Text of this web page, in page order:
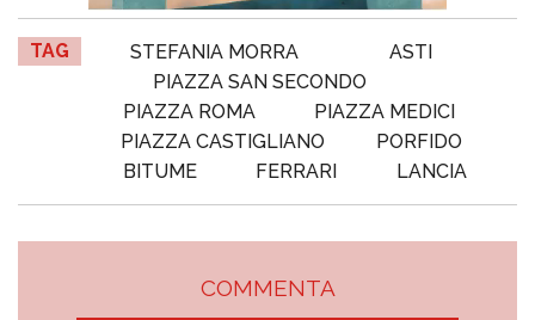
TAG STEFANIA MORRA
ASTI
PIAZZA SAN SECONDO
PIAZZA ROMA
PIAZZA MEDICI
PIAZZA CASTIGLIANO
PORFIDO
BITUME
FERRARI LANCIA
COMMENTA